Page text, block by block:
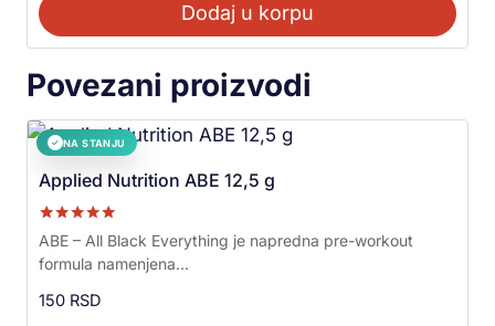
Dodaj u korpu
Povezani proizvodi
✓ NA STANJU
Applied Nutrition ABE 12,5 g
Ocenjeno sa
5.00
od 5
ABE – All Black Everything je napredna pre-workout
formula namenjena...
150 RSD